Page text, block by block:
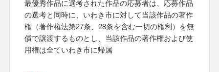
最優秀作品に選考された作品の応募者は、応募作品
の選考と同時に、いわき市に対して当該作品の著作
権（著作権法第27条、28条を含む一切の権利）を無
償で譲渡するものとし、当該作品の著作権および使
用権は全ていわき市に帰属